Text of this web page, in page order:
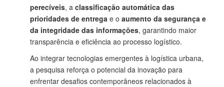
perecíveis, a classificação automática das
prioridades de entrega e o aumento da segurança e
da integridade das informações, garantindo maior
transparência e eficiência ao processo logístico.
Ao integrar tecnologias emergentes à logística urbana,
a pesquisa reforça o potencial da inovação para
enfrentar desafios contemporâneos relacionados à